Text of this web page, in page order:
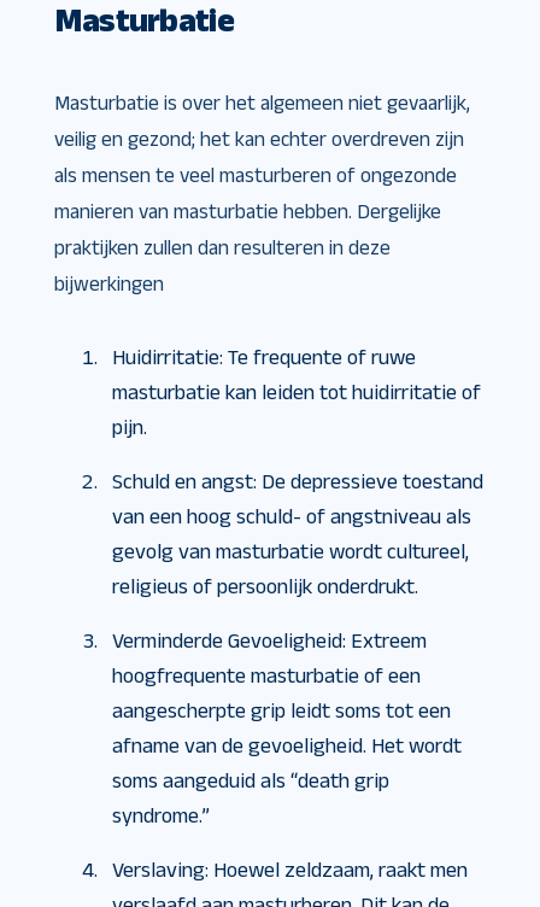
Masturbatie
Masturbatie is over het algemeen niet gevaarlijk,
veilig en gezond; het kan echter overdreven zijn
als mensen te veel masturberen of ongezonde
manieren van masturbatie hebben. Dergelijke
praktijken zullen dan resulteren in deze
bijwerkingen
Huidirritatie: Te frequente of ruwe
masturbatie kan leiden tot huidirritatie of
pijn.
Schuld en angst: De depressieve toestand
van een hoog schuld- of angstniveau als
gevolg van masturbatie wordt cultureel,
religieus of persoonlijk onderdrukt.
Verminderde Gevoeligheid: Extreem
hoogfrequente masturbatie of een
aangescherpte grip leidt soms tot een
afname van de gevoeligheid. Het wordt
soms aangeduid als “death grip
syndrome.”
Verslaving: Hoewel zeldzaam, raakt men